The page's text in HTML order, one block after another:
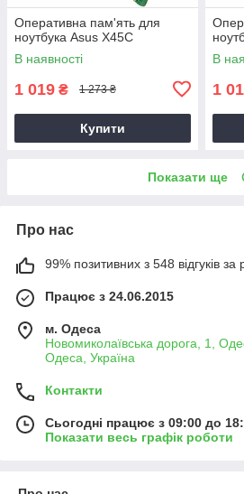
Оперативна пам'ять для
ноутбука Asus X45C
В наявності
1 019 ₴ 1 273 ₴
Купити
В
1
Показати ще
Про нас
99% позитивних з 548 відгуків за
Працює з 24.06.2015
м. Одеса
Новомиколаївська дорога, 1,
Одеса, Україна
Контакти
Сьогодні працює з 09:00 до
Показати весь графік роботи